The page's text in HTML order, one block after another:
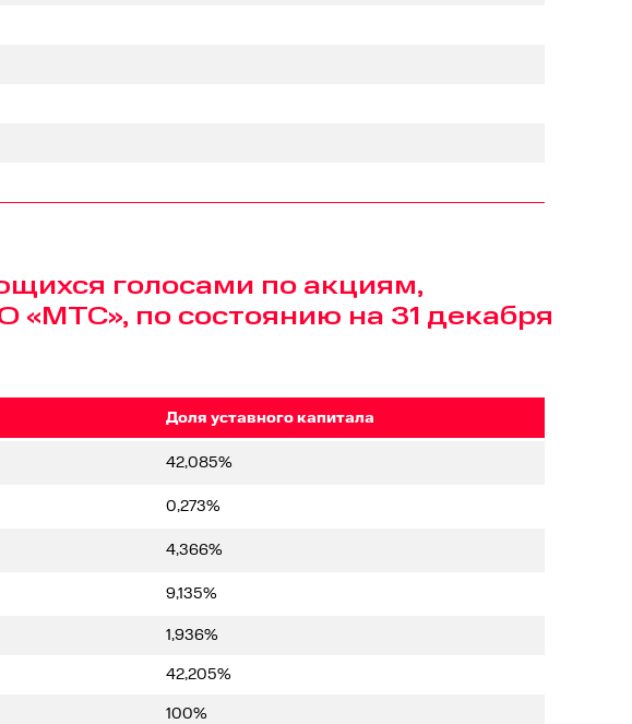
голосами по акциям,
по состоянию на 31 декабря
Доля уставного капитала
42,085%
0,273%
4,366%
9,135%
1,936%
42,205%
100%